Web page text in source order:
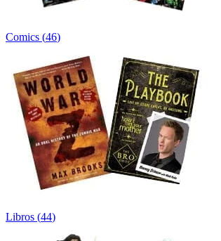
Comics (46)
Libros (44)